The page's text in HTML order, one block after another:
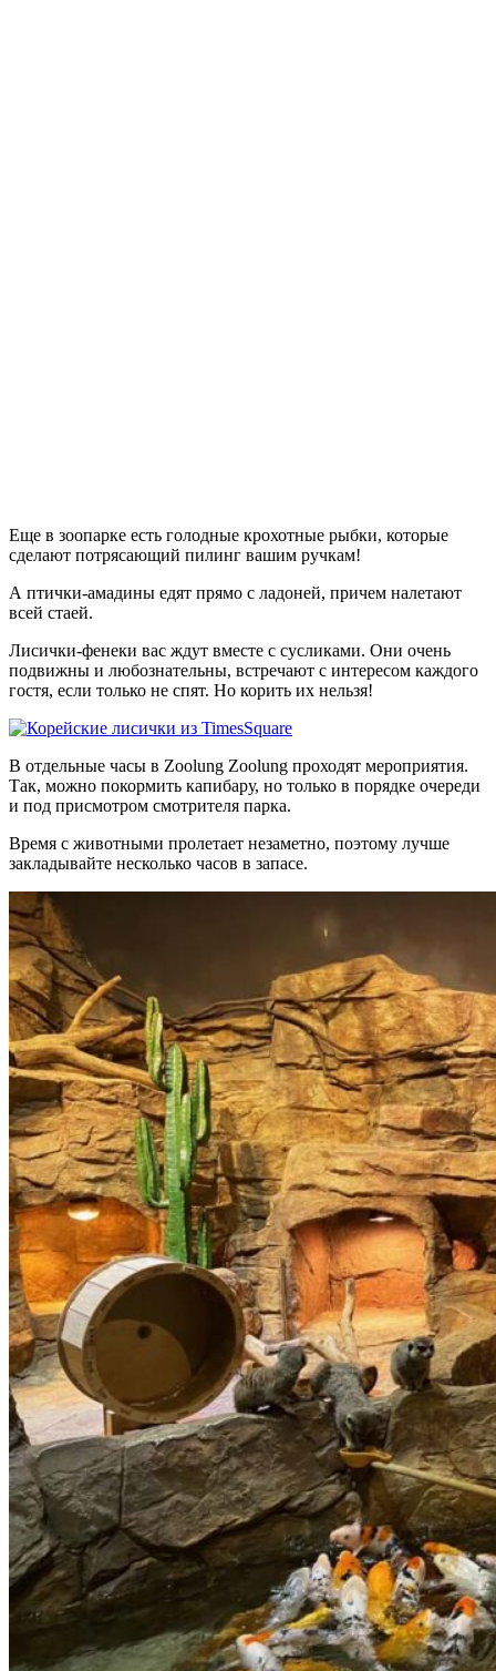
Еще в зоопарке есть голодные крохотные рыбки, которые
сделают потрясающий пилинг вашим ручкам!
А птички-амадины едят прямо с ладоней, причем налетают
всей стаей.
Лисички-фенеки вас ждут вместе с сусликами. Они очень
подвижны и любознательны, встречают с интересом каждого
гостя, если только не спят. Но корить их нельзя!
В отдельные часы в Zoolung Zoolung проходят мероприятия.
Так, можно покормить капибару, но только в порядке очереди
и под присмотром смотрителя парка.
Время с животными пролетает незаметно, поэтому лучше
закладывайте несколько часов в запасе.